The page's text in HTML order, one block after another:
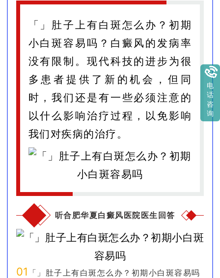
「」肚子上有白斑怎么办？初期
小白斑容易吗？白癜风的发病率
没有限制。现代科技的进步为很
多患者提供了新的机会，但同
时，我们还是有一些必须注意的
以什么影响治疗过程，以免影响
我们对疾病的治疗。
听合肥华夏白癜风医院医生回答
01 「」肚子上有白斑怎么办？初期小白斑容易吗
电
话
咨
询